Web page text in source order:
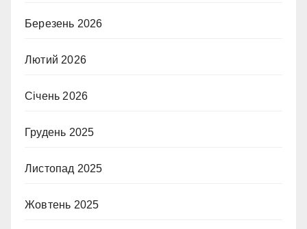
Березень 2026
Лютий 2026
Січень 2026
Грудень 2025
Листопад 2025
Жовтень 2025